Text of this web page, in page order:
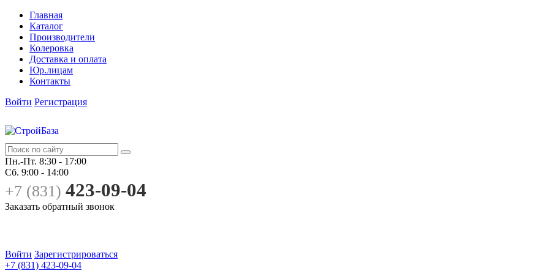
Главная
Каталог
Производители
Колеровка
Доставка и оплата
Юр.лицам
Контакты
Войти Регистрация
Пн.-Пт. 8:30 - 17:00
Сб. 9:00 - 14:00
+7 (831) 423-09-04
Заказать обратный звонок
Войти Зарегистрироваться
+7 (831) 423-09-04